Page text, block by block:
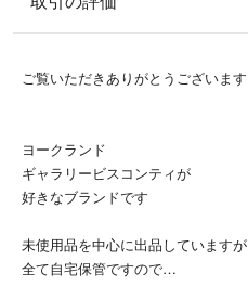
ご覧いただきありがとうございます
ヨークランド
ギャラリービスコンティが
好きなブランドです
未使用品を中心に出品していますが
全て自宅保管ですので